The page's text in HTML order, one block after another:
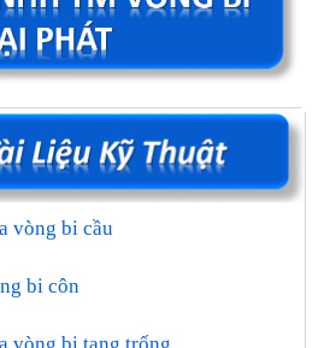
vòng bi cầu
bi côn